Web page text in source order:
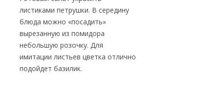
листиками петрушки. В середину
блюда можно «посадить»
вырезанную из помидора
небольшую розочку. Для
имитации листьев цветка отлично
подойдет базилик.